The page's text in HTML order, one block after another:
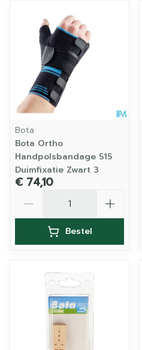
Bota
Bota Ortho
Handpolsbandage 515
Duimfixatie Zwart 3
€ 74,10
Bestel